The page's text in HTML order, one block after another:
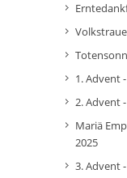
1. Advent
2. Advent
Mariä
2025
3. Advent